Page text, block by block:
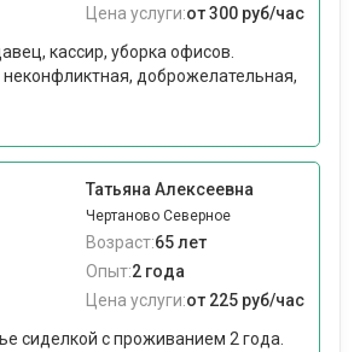
Цена услуги:от 300 руб/час
кассир, уборка офисов.
неконфликтная, доброжелательная,
Татьяна Алексеевна
Чертаново Северное
Возраст:65 лет
Опыт:2 года
Цена услуги:от 225 руб/час
сиделкой с проживанием 2 года.